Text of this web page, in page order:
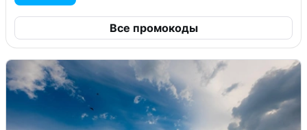
Все промокоды